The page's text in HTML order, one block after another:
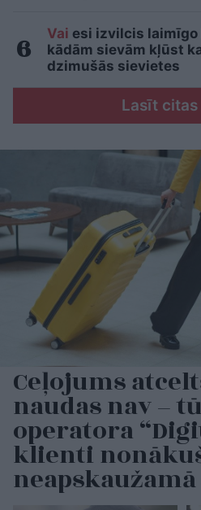
Vai esi izvilcis laimīgo
kādām sievām kļūst
dzimušās sievietes
Lasīt
Ceļojums
naudas nav –
operatora
klienti